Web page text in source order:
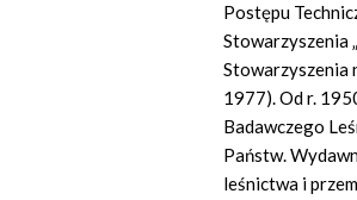
Postępu
Stowarzyszenia
Stowarzyszenia
1977). Od r.
Badawczego
Państw.
leśnictwa i